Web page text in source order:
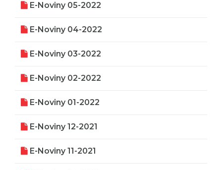
E-Noviny 05-2022
E-Noviny 04-2022
E-Noviny 03-2022
E-Noviny 02-2022
E-Noviny 01-2022
E-Noviny 12-2021
E-Noviny 11-2021